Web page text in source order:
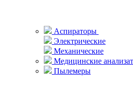
Аспираторы
Электрические
Механические
Медицинские
Пылемеры